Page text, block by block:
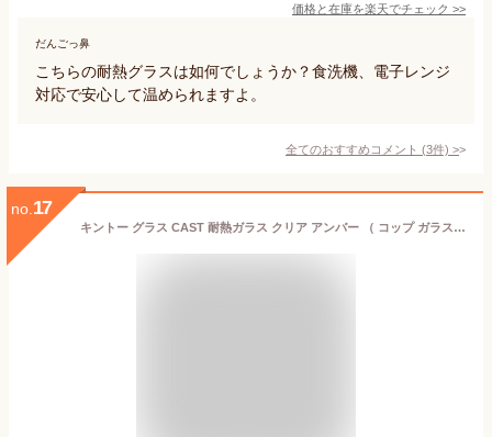
価格と在庫を楽天でチェック >>
だんごっ鼻
こちらの耐熱グラスは如何でしょうか？食洗機、電子レンジ
対応で安心して温められますよ。
全てのおすすめコメント (3件) >
no. 17
キントー グラス CAST 耐熱ガラス クリア アンバー （ コップ ガラスコップ ガラスグラス おしゃれ 二重構造 ダブルウォール 耐熱ガラス ロック カクテル ウォーター ビア アイスティー 食洗機対応 電子レンジ対応 ）